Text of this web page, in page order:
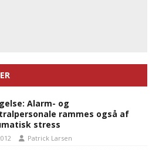
Alarm- og
rammes også af
stress
Patrick Larsen